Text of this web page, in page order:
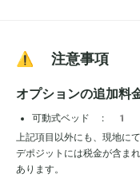
⚠️ 注意事項
オプションの追加料
可動式ベッド : 1
上記項目以外にも、現地に
デポジットには税金が含ま
あります。